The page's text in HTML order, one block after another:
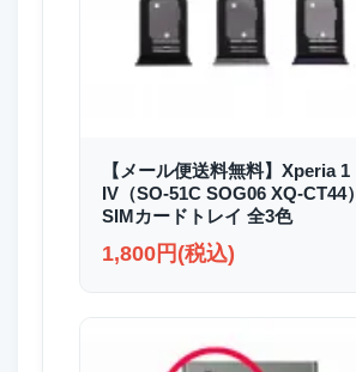
【メール便送料無料】Xperia 1
IV（SO-51C SOG06 XQ-CT44）
SIMカードトレイ 全3色
1,800円(税込)